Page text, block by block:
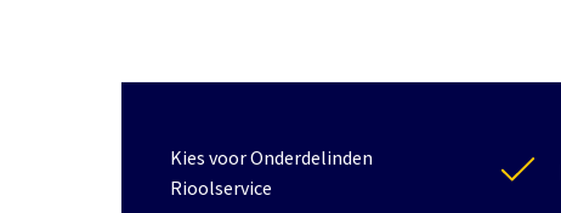
Kies voor Onderdelinden
Rioolservice